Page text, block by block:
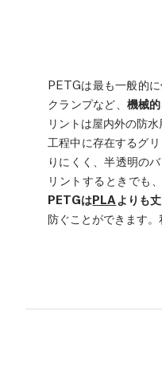
PETGは最も一般的
クランプなど、 機械
リントは屋内外の防
工程中に存在するグ
りにくく、半透明の
リントするときでも
PETGはPLA よりも
防ぐことができます